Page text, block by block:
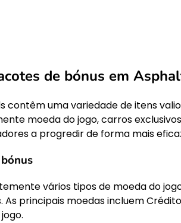
de bónus em
contêm uma variedade de itens
moeda do jogo, carros
a progredir de forma mais
vários tipos de moeda do
principais moedas incluem